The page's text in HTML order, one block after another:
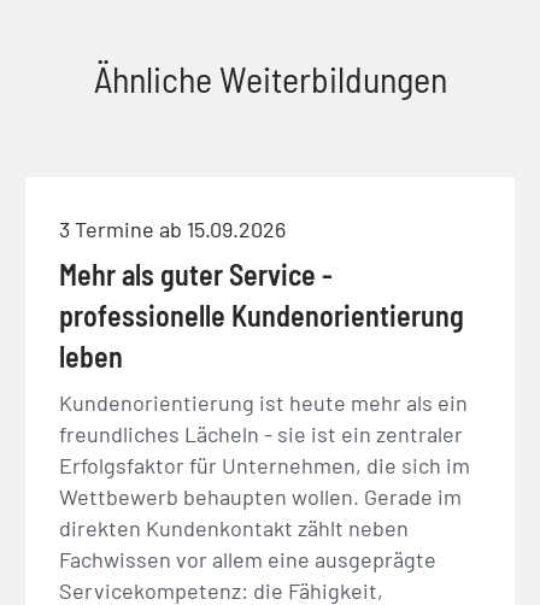
Ähnliche Weiterbildungen
3 Termine ab 15.09.2026
Mehr als guter Service -
professionelle Kundenorientierung
leben
Kundenorientierung ist heute mehr als ein
freundliches Lächeln - sie ist ein zentraler
Erfolgsfaktor für Unternehmen, die sich im
Wettbewerb behaupten wollen. Gerade im
direkten Kundenkontakt zählt neben
Fachwissen vor allem eine ausgeprägte
Servicekompetenz: die Fähigkeit,